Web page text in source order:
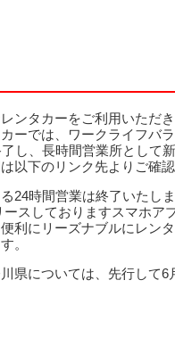
ンタカーをご利用いただ
ーでは、ワークライフバ
し、長時間営業所として
以下のリンク先よりご確
24時間営業は終了いたし
スしておりますスマホア
利にリーズナブルにレン
。
県については、先行して6